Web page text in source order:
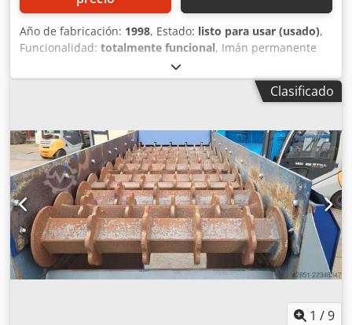
Año de fabricación: 1998, Estado: listo para usar (usado),
Funcionalidad: totalmente funcional, Imán permanente
para banda transportadora, incluyendo estructura,
velocidad de la banda: aproximadamente 1,7 m/s, potencia
del motor: 4 kW (motor con reductor, completamente
anchura: 1500 mm, altura: 700 mm, anchura de la banda:
1000 mm, distancia de instalación ideal: 200-250 mm
(máximo 300 mm), peso sin la estructura:
aproximadamente 3000 kg. Chodpfx Agjzma Ewouoa
Clasificado
1 /9